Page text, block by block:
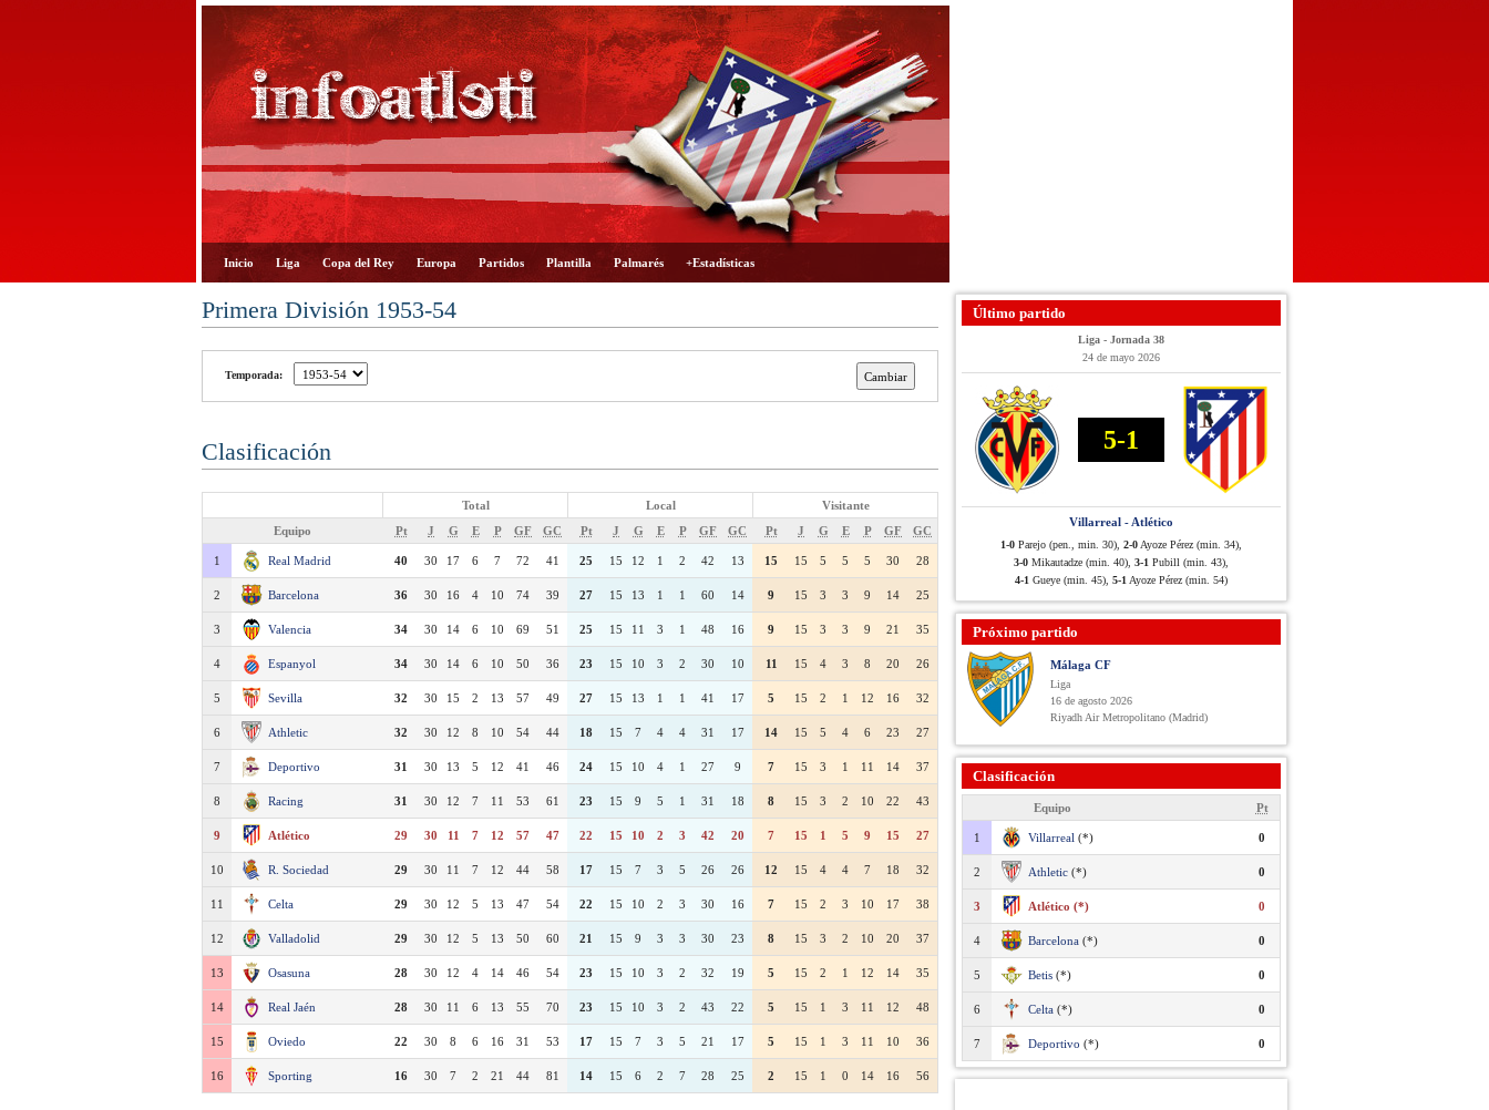
Inicio Liga Copa del Rey Europa Partidos Plantilla Palmarés +Estadísticas
Primera División 1953-54
Temporada:
Clasificación
Total Local
Visitante
Equipo
Pt J G E P GF GC Pt J G E P GF GC Pt J G E P GF GC
1 Real Madrid 40 30 17 6 7 72 41 25 15 12 1 2 42 13 15 15 5 5 5 30 28
2 Barcelona 36 30 16 4 10 74 39 27 15 13 1 1 60 14 9 15 3 3 9 14 25
3 Valencia 34 30 14 6 10 69 51 25 15 11 3 1 48 16 9 15 3 3 9 21 35
4 Espanyol 34 30 14 6 10 50 36 23 15 10 3 2 30 10 11 15 4 3 8 20 26
5 Sevilla 32 30 15 2 13 57 49 27 15 13 1 1 41 17 5 15 2 1 12 16 32
6 Athletic 32 30 12 8 10 54 44 18 15 7 4 4 31 17 14 15 5 4 6 23 27
7 Deportivo 31 30 13 5 12 41 46 24 15 10 4 1 27 9 7 15 3 1 11 14 37
8 Racing 31 30 12 7 11 53 61 23 15 9 5 1 31 18 8 15 3 2 10 22 43
9 Atlético 29 30 11 7 12 57 47 22 15 10 2 3 42 20 7 15 1 5 9 15 27
10 R. Sociedad 29 30 11 7 12 44 58 17 15 7 3 5 26 26 12 15 4 4 7 18 32
11 Celta 29 30 12 5 13 47 54 22 15 10 2 3 30 16 7 15 2 3 10 17 38
12 Valladolid 29 30 12 5 13 50 60 21 15 9 3 3 30 23 8 15 3 2 10 20 37
13 Osasuna 28 30 12 4 14 46 54 23 15 10 3 2 32 19 5 15 2 1 12 14 35
14 Real Jaén 28 30 11 6 13 55 70 23 15 10 3 2 43 22 5 15 1 3 11 12 48
15 Oviedo 22 30 8 6 16 31 53 17 15 7 3 5 21 17 5 15 1 3 11 10 36
16 Sporting 16 30 7 2 21 44 81 14 15 6 2 7 28 25 2 15 1 0 14 16 56
Último partido
Liga - Jornada 38
24 de mayo 2026
5-1
Villarreal - Atlético
1-0 Parejo (pen., min. 30), 2-0 Ayoze Pérez (min. 34),
3-0 Mikautadze (min. 40), 3-1 Pubill (min. 43),
4-1 Gueye (min. 45), 5-1 Ayoze Pérez (min. 54)
Próximo partido
Málaga CF
Liga
16 de agosto 2026
Riyadh Air Metropolitano (Madrid)
Clasificación
Equipo Pt
1 Villarreal (*) 0
2 Athletic (*) 0
3 Atlético (*) 0
4 Barcelona (*) 0
5 Betis (*) 0
6 Celta (*) 0
7 Deportivo (*) 0